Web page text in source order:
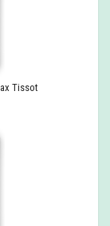
Tissot